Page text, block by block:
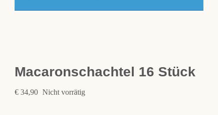
Macaronschachtel 16 Stück
€ 34,90 Nicht vorrätig